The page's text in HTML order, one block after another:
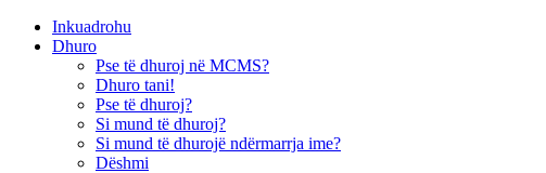
Inkuadrohu
Dhuro
Pse të dhuroj në MCMS?
Dhuro tani!
Pse të dhuroj?
Si mund të dhuroj?
Si mund të dhurojë ndërmarrja ime?
Dëshmi